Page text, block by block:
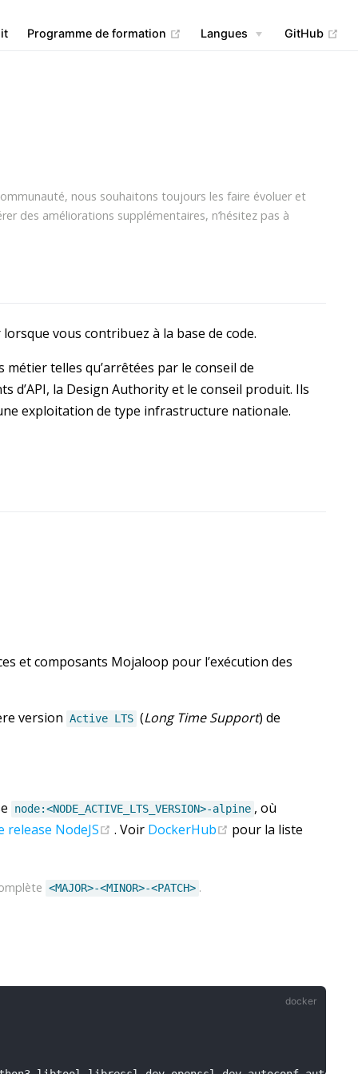
Programme de formation (opens new window)
Langues GitHub
nous souhaitons toujours les faire évoluer et
des améliorations supplémentaires, n’hésitez pas à
vous contribuez à la base de code.
métier telles qu’arrêtées par le conseil de
d’API, la Design Authority et le conseil produit. Ils
exploitation de type infrastructure nationale.
et composants Mojaloop pour l’exécution des
version Active LTS (Long Time Support) de
node:<NODE_ACTIVE_LTS_VERSION>-alpine , où
release NodeJS
(opens new window)
. Voir DockerHub (opens new window)
pour la liste
<MAJOR>-<MINOR>-<PATCH> .